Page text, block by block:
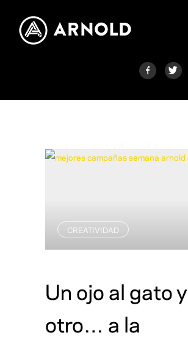
CREATIVIDAD
Un ojo al gato y
otro… a la